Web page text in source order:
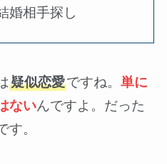
婚相手探し
疑似恋愛ですね。 単に
ないんですよ。だった
す。